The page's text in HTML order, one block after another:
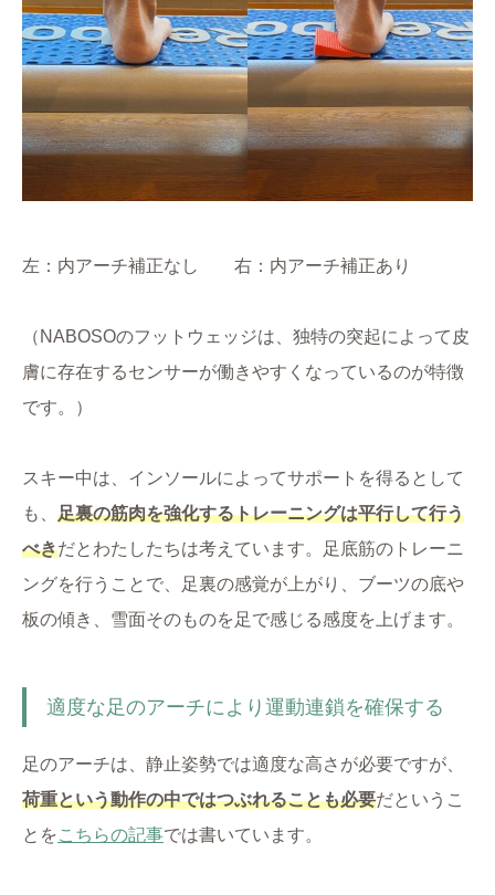
左：内アーチ補正なし 右：内アーチ補正あり
（NABOSOのフットウェッジは、独特の突起によって皮
膚に存在するセンサーが働きやすくなっているのが特徴
です。）
スキー中は、インソールによってサポートを得るとして
も、 足裏の筋肉を強化するトレーニングは平行して行う
べきだとわたしたちは考えています。足底筋のトレーニ
ングを行うことで、足裏の感覚が上がり、ブーツの底や
板の傾き、雪面そのものを足で感じる感度を上げます。
適度な足のアーチにより運動連鎖を確保する
足のアーチは、静止姿勢では適度な高さが必要ですが、
荷重という動作の中ではつぶれることも必要だというこ
とを こちらの記事では書いています。